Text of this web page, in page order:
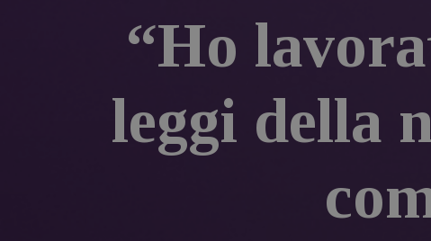
“Ho
leggi della